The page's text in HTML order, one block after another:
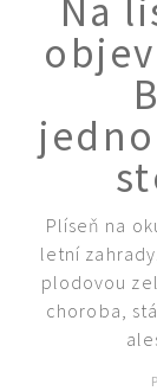
KVÍZY A
Na
Plíseň na
letní
plodovou
choroba,